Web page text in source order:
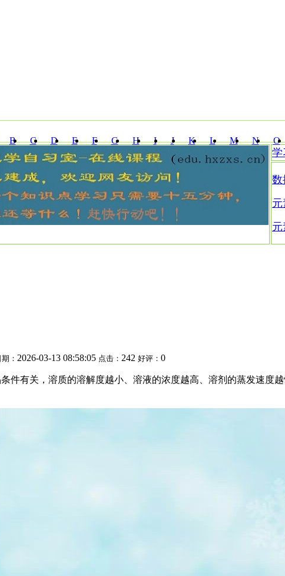
B C D E F G H I J K L M N O
X Y Z
学
数
期： 2026-03-13 08:58:05 点击： 242 好评： 0
件有关，溶质的溶解度越小、溶液的浓度越高、溶剂的蒸发速度